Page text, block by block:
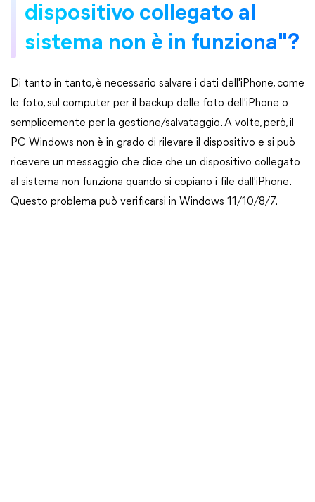
dispositivo collegato al
sistema non è in funziona"?
Di tanto in tanto, è necessario salvare i dati dell'iPhone, come
le foto, sul computer per il backup delle foto dell'iPhone o
semplicemente per la gestione/salvataggio. A volte, però, il
PC Windows non è in grado di rilevare il dispositivo e si può
ricevere un messaggio che dice che un dispositivo collegato
al sistema non funziona quando si copiano i file dall'iPhone.
Questo problema può verificarsi in Windows 11/10/8/7.